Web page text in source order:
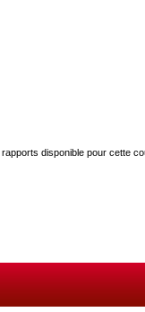
disponible pour cette